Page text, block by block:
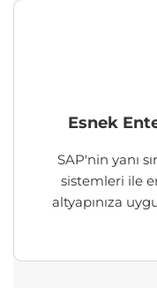
Esnek
SAP'nin yanı
sistemleri ile
altyapınıza